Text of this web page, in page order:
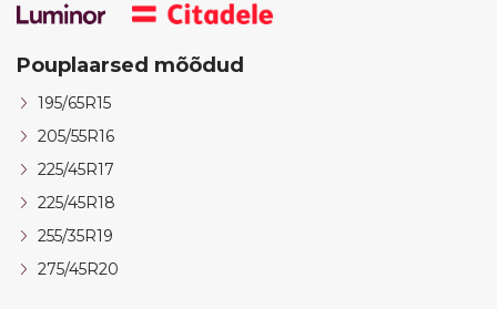
Pouplaarsed mõõdud
195/65R15
205/55R16
225/45R17
225/45R18
255/35R19
275/45R20